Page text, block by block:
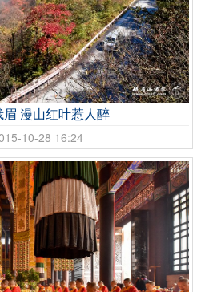
眉 漫山红叶惹人醉
10-28 16:24